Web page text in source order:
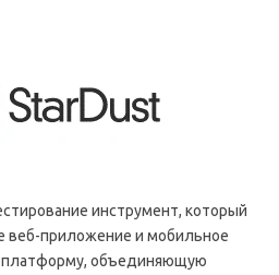
инструмент, который
веб-приложение и мобильное
объединяющую